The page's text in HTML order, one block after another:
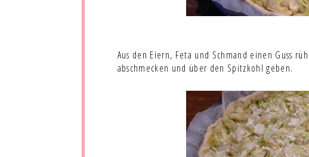
Aus den Eiern, Feta und Schmand einen Guss
abschmecken und über den Spitzkohl geben.